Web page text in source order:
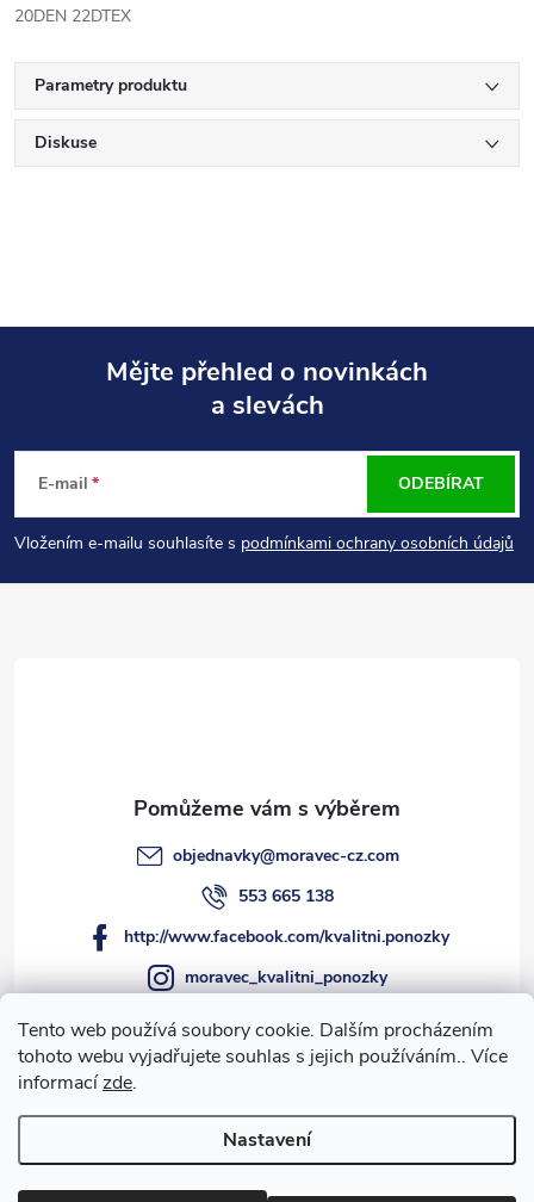
Tento web používá soubory cookie. Dalším procházením
tohoto webu vyjadřujete souhlas s jejich používáním.. Více
informacízde.
Nastavení
20DEN 22DTEX
Parametry produktu
Diskuse
p
Mějte přehled o novinkách
a slevách
E-mail
Vložením e-mailu souhlasíte s podmínkami ochrany osobních údajů
ODEBÍRAT
objednavky@moravec-cz.com
553 665 138
http://www.facebook.com/kvalitni.ponozky
moravec_kvalitni_ponozky
Informace pro vás
Copyright 2026MORAVEC Kvalitní ponožky s.r.o.. Všechna práva